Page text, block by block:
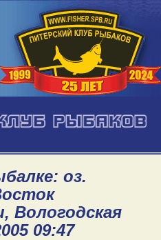
оз.
Вологодская
09:47